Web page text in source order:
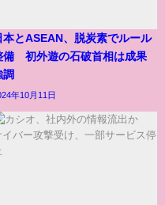
本とASEAN、脱炭素でルール
備 初外遊の石破首相は成果
調
年10月11日